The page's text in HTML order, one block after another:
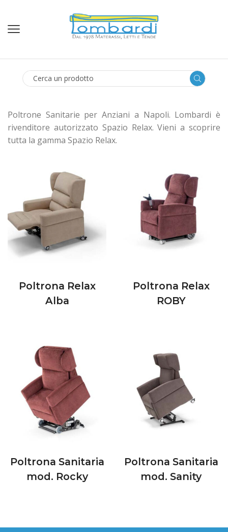
Poltrone Sanitarie per Anziani a Napoli. Lombardi è
rivenditore autorizzato Spazio Relax. Vieni a scoprire
tutta la gamma Spazio Relax.
Poltrona Relax
Alba
Poltrona Relax
ROBY
Poltrona Sanitaria
mod. Rocky
Poltrona Sanitaria
mod. Sanity